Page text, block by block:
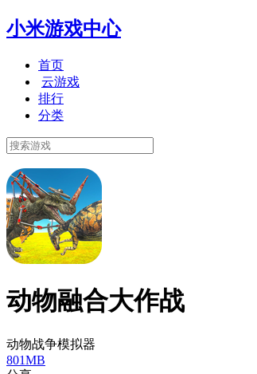
小米游戏中心
首页
云游戏
排行
分类
动物融合大作战
动物战争模拟器
801MB